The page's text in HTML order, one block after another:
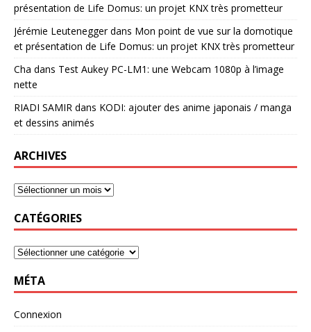
présentation de Life Domus: un projet KNX très prometteur
Jérémie Leuteneggerdans Mon point de vue sur la domotique
et présentation de Life Domus: un projet KNX très prometteur
Cha dans Test Aukey PC-LM1: une Webcam 1080p à l’image
nette
RIADI SAMIR dans KODI: ajouter des anime japonais / manga
et dessins animés
ARCHIVES
CATÉGORIES
MÉTA
Connexion